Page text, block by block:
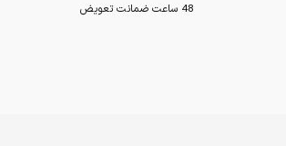
48 ساعت ضمانت تعویض